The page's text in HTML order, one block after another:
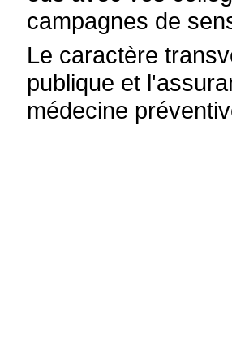
campagnes de
Le caractère
publique et
médecine